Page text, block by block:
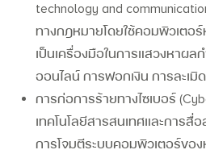
technology and
ทางกฎหมายโดยใช้คอมพิวเต
เป็นเครื่องมือในการแสวงหาผลก
ออนไลน์ การฟอกเงิน การละเมิ
การก่อการร้ายทางไซเบอร์
เทคโนโลยีสารสนเทศและการสื่
การโจมตีระบบคอมพิวเตอร์ขอ